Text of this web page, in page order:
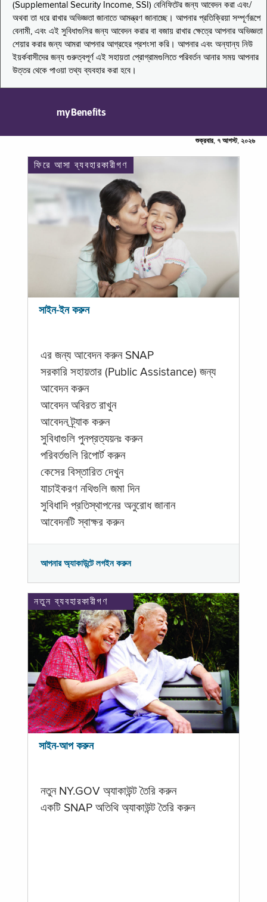
(Supplemental Security Income, SSI) বেনিফিটের জন্য আবেদন করা এবং/
অথবা তা ধরে রাখার অভিজ্ঞতা জানাতে আমন্ত্রণ জানাচ্ছে। আপনার প্রতিক্রিয়া সম্পূর্ণরূপে
বেনামী, এবং এই সুবিধাগুলির জন্য আবেদন করার বা বজায় রাখার ক্ষেত্রে আপনার অভিজ্ঞতা
শেয়ার করার জন্য আমরা আপনার আগ্রহের প্রশংসা করি। আপনার এবং অন্যান্য নিউ
ইয়র্কবাসীদের জন্য গুরুত্বপূর্ণ এই সহায়তা প্রোগ্রামগুলিতে পরিবর্তন আনার সময় আপনার
উত্তর থেকে পাওয়া তথ্য ব্যবহার করা হবে।
myBenefits
শুক্রবার, ৭ আগস্ট, ২০২৬
ফিরে আসা ব্যবহারকারীগণ
সাইন-ইন করুন
এর জন্য আবেদন করুন SNAP
সরকারি সহায়তার (Public Assistance) জন্য
আবেদন করুন
আবেদন অবিরত রাখুন
আবেদন ট্র্যাক করুন
সুবিধাগুলি পুনপ্রত্যয়নঃ করুন
পরিবর্তগুলি রিপোর্ট করুন
কেসের বিস্তারিত দেখুন
যাচাইকরণ নথিগুলি জমা দিন
সুবিধাদি প্রতিস্থাপনের অনুরোধ জানান
আবেদনটি স্বাক্ষর করুন
আপনার অ্যাকাউন্টে লগইন করুন
নতুন ব্যবহারকারীগণ
সাইন-আপ করুন
নতুন NY.GOV অ্যাকাউন্ট তৈরি করুন
একটি SNAP অতিথি অ্যাকাউন্ট তৈরি করুন